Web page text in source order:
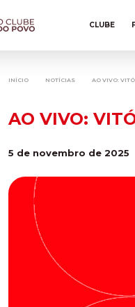
CLUBE
INÍCIO NOTÍCIAS AO VIVO:
AO VIVO:
5 de novembro de 2025